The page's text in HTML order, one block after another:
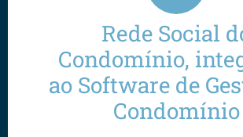
Rede Social
Condomínio,
ao Software de
Condomínio